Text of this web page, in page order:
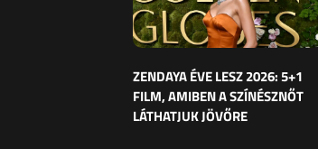
ZENDAYA ÉVE LESZ 2026: 5+1
FILM, AMIBEN A SZÍNÉSZNŐT
LÁTHATJUK JÖVŐRE